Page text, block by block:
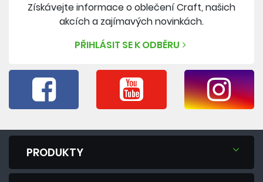
Získávejte informace o oblečení Craft, našich
akcích a zajímavých novinkách.
PŘIHLÁSIT SE K ODBĚRU
PRODUKTY